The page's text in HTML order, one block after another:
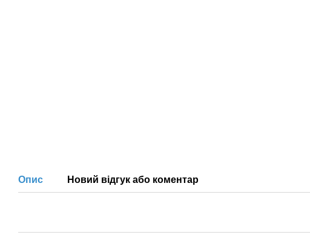
Опис Новий відгук або коментар